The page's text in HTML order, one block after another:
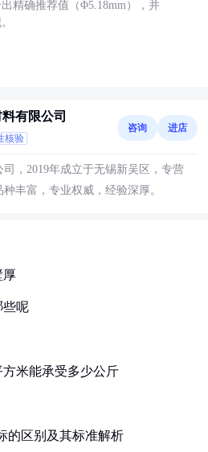
精确推荐值（Φ5.18mm），并
有限公司
核验
咨询 进店
，2019年成立于无锡新吴区，专营
丰富，专业权威，经验深厚。
厚
些呢
米能承受多少公斤
的区别及其标准解析